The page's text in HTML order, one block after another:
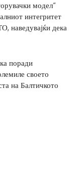
модел“
интегритет
наведувајќи дека
поради
своето
на Балтичкото